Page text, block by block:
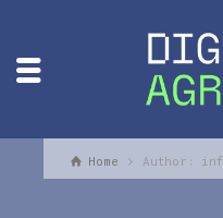
Home Author: